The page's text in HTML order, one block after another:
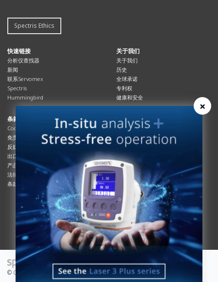
Spectris Ethics
快速链接
分析仪查找器
新闻
联系Servomex
Spectris
Hummingbird
关于我们
关于我们
历史
全球承诺
专利权
健康和安全
条款与合规
Cookies政策
免责声明
反奴隶制立法
出口管制
产品合规
法律和隐私声明
条款及细则
资源资源
总览
杂志
系统信息
产品手册
说明书
服务信息
白皮书
条款和条件
工艺手册
互动杂志
© Copyright 2026 - Servomex is a Spectris company.
×